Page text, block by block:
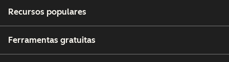
Recursos populares
Ferramentas gratuitas